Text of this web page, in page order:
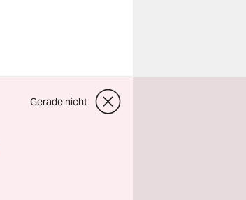
Gerade nicht